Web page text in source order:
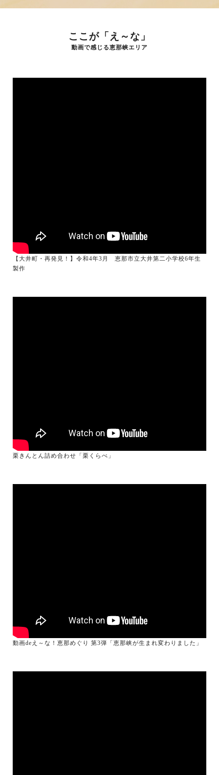
ここが「え～な」
動画で感じる恵那峡エリア
【大井町・再発見！】令和4年3月 恵那市立大井第二小学校6年生
製作
栗きんとん詰め合わせ「栗くらべ」
動画deえ～な！恵那めぐり 第3弾「恵那峡が生まれ変わりました」